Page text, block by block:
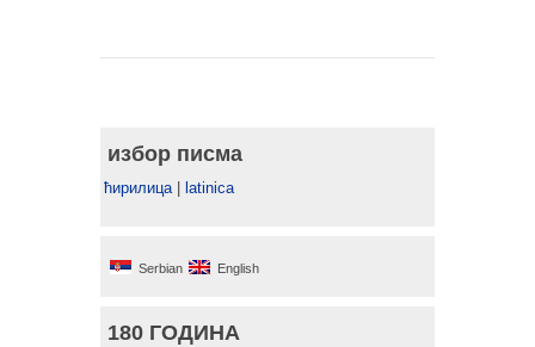
избор писма
ћирилица| latinica
Serbian English
180 ГОДИНА